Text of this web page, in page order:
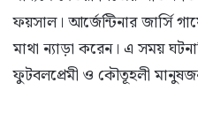
ফয়সাল। আর্জেন্টিনার জার্সি
মাথা ন্যাড়া করেন। এ সময়
ফুটবলপ্রেমী ও কৌতূহলী